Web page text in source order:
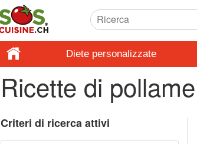
Diete personalizzate
Ricette di pollame
Criteri di ricerca attivi